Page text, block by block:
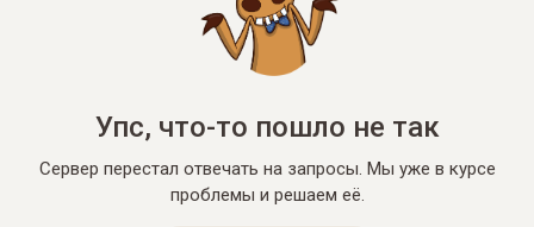
Упс, что-то пошло не так
Сервер перестал отвечать на запросы. Мы уже в курсе
проблемы и решаем её.